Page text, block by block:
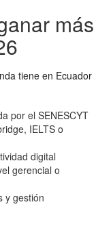
más
tiene en Ecuador
por el SENESCYT
IELTS o
digital
gerencial o
y gestión